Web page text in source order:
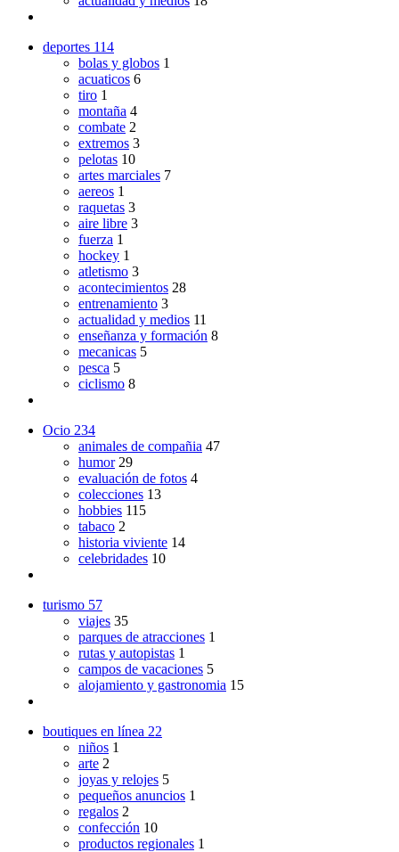
deportes 114
bolas y globos 1
acuaticos 6
tiro 1
montaña 4
combate 2
extremos 3
pelotas 10
artes marciales 7
aereos 1
raquetas 3
aire libre 3
fuerza 1
hockey 1
atletismo 3
acontecimientos 28
entrenamiento 3
actualidad y medios 11
enseñanza y formación 8
mecanicas 5
pesca 5
ciclismo 8
Ocio 234
animales de compañia 47
humor 29
evaluación de fotos 4
colecciones 13
hobbies 115
tabaco 2
historia viviente 14
celebridades 10
turismo 57
viajes 35
parques de atracciones 1
rutas y autopistas 1
campos de vacaciones 5
alojamiento y gastronomia 15
boutiques en línea 22
niños 1
arte 2
joyas y relojes 5
pequeños anuncios 1
regalos 2
confección 10
productos regionales 1